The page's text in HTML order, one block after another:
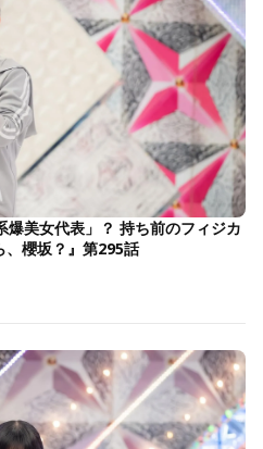
美女代表」？ 持ち前のフィジカ
、櫻坂？』第295話